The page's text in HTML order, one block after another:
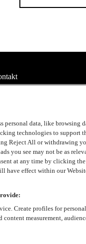
artist
personal data, like browsing
technologies to support
Reject All or withdrawing
you see may not be as
at any time by clicking
have effect within our
Create profiles for
measurement,